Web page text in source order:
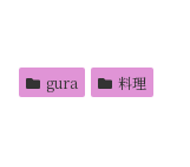
gura 料理